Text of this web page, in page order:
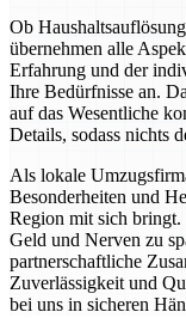
Ob
übernehmen alle
Erfahrung und der
Ihre Bedürfnisse an.
auf das Wesentliche
Details, sodass nichts
Als lokale
Besonderheiten und
Region mit sich
Geld und Nerven zu
partnerschaftliche
Zuverlässigkeit und
bei uns in sicheren